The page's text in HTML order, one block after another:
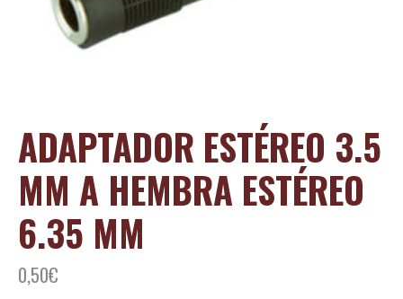
ADAPTADOR ESTÉREO 3.5
MM A HEMBRA ESTÉREO
6.35 MM
0,50€